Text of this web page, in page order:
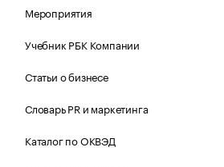
Мероприятия
Учебник РБК Компании
Статьи о бизнесе
Словарь PR и маркетинга
Каталог по ОКВЭД